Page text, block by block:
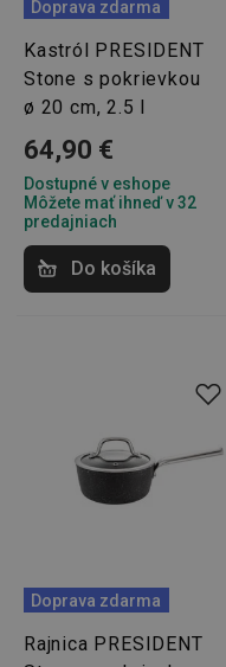
Doprava zdarma
Kastról PRESIDENT
Stone s pokrievkou
ø 20 cm, 2.5 l
64,90 €
Dostupné v eshope
Môžete mať ihneď v 32
predajniach
Do košíka
Doprava zdarma
Rajnica PRESIDENT